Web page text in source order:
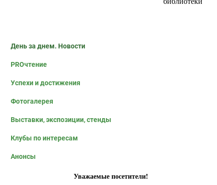
День за днем. Новости
PROчтение
Успехи и достижения
Фотогалерея
Выставки, экспозиции, стенды
Клубы по интересам
Анонсы
Уважаемые посетители!